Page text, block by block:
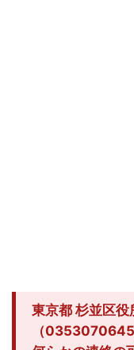
東京都 杉並区役
（